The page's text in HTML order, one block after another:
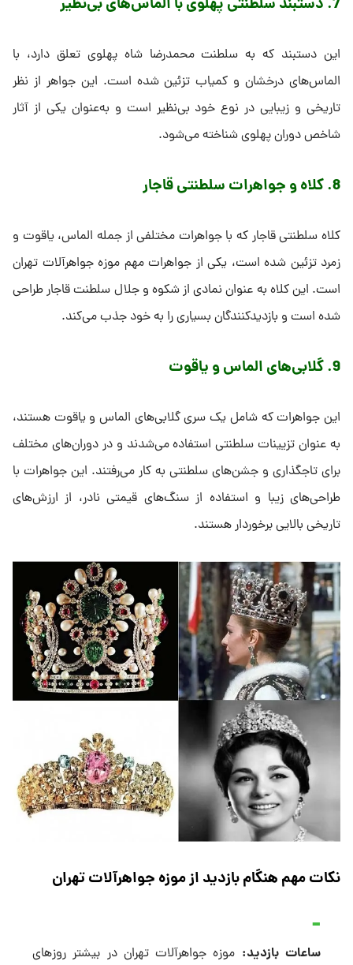
این دستبند که به سلطنت محمدرضا شاه پهلوی تعلق دارد، با
الماس‌های درخشان و کمیاب تزئین شده است. این جواهر از نظر
تاریخی و زیبایی در نوع خود بی‌نظیر است و به‌عنوان یکی از آثار
شاخص دوران پهلوی شناخته می‌شود.
8. کلاه و جواهرات سلطنتی قاجار
کلاه سلطنتی قاجار که با جواهرات مختلفی از جمله الماس، یاقوت و
زمرد تزئین شده است، یکی از جواهرات مهم موزه جواهرآلات تهران
است. این کلاه به عنوان نمادی از شکوه و جلال سلطنت قاجار طراحی
شده است و بازدیدکنندگان بسیاری را به خود جذب می‌کند.
9. گلابی‌های الماس و یاقوت
این جواهرات که شامل یک سری گلابی‌های الماس و یاقوت هستند،
به عنوان تزیینات سلطنتی استفاده می‌شدند و در دوران‌های مختلف
برای تاجگذاری و جشن‌های سلطنتی به کار می‌رفتند. این جواهرات با
طراحی‌های زیبا و استفاده از سنگ‌های قیمتی نادر، از ارزش‌های
تاریخی بالایی برخوردار هستند.
نکات مهم هنگام بازدید از موزه جواهرآلات تهران
ساعات بازدید: موزه جواهرآلات تهران در بیشتر روزهای